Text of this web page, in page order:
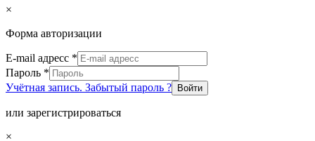
×
Форма авторизации
E-mail адресс *
Пароль *
Учётная запись. Забытый пароль ?
Войти
или зарегистрироваться
×